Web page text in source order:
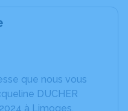
que nous vous
DUCHER
à Limoges.